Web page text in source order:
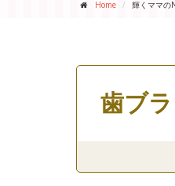
Home 輝くママの
歯ブ